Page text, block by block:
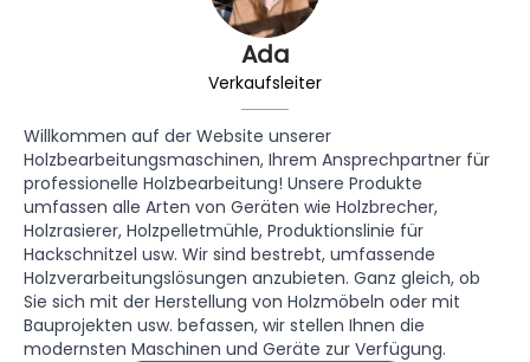
Ada
Verkaufsleiter
Willkommen auf der Website unserer
Holzbearbeitungsmaschinen, Ihrem Ansprechpartner für
professionelle Holzbearbeitung! Unsere Produkte
umfassen alle Arten von Geräten wie Holzbrecher,
Holzrasierer, Holzpelletmühle, Produktionslinie für
Hackschnitzel usw. Wir sind bestrebt, umfassende
Holzverarbeitungslösungen anzubieten. Ganz gleich, ob
Sie sich mit der Herstellung von Holzmöbeln oder mit
Bauprojekten usw. befassen, wir stellen Ihnen die
modernsten Maschinen und Geräte zur Verfügung.